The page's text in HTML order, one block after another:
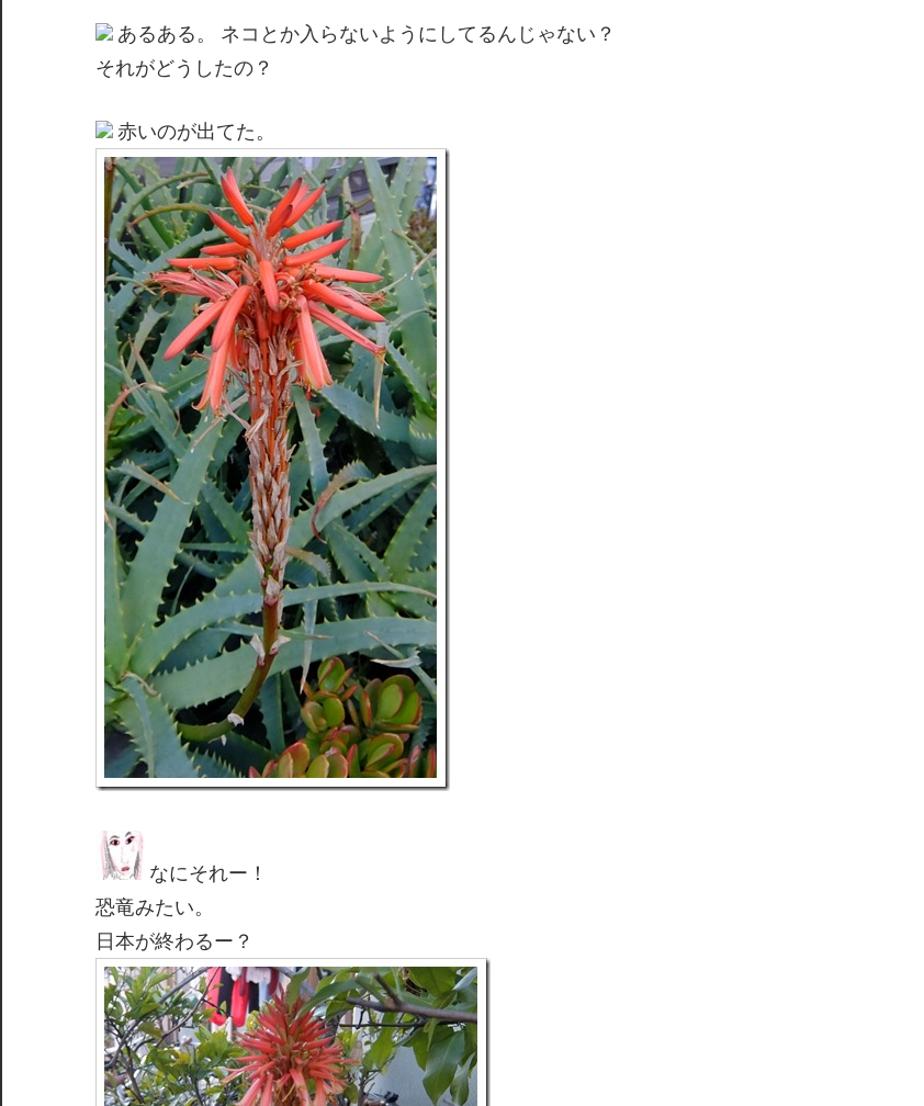
あるある。 ネコとか入らないようにしてるんじゃない？
それがどうしたの？
赤いのが出てた。
なにそれー！
恐竜みたい。
日本が終わるー？